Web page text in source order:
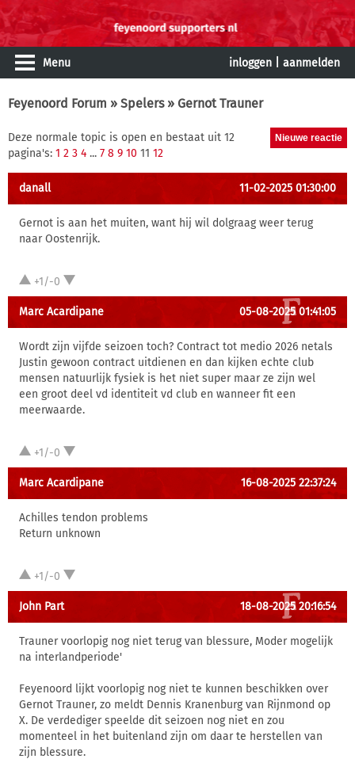
Menu inloggen aanmelden
Feyenoord Forum » Spelers» Gernot Trauner
Deze normale topic is open en bestaat uit 12
pagina's: 1 2 3 4 ... 7 8 9 10 11 12
danall 11-02-2025 01:30:00
Gernot is aan het muiten, want hij wil dolgraag weer terug
naar Oostenrijk.
+1/-0
Marc Acardipane 05-08-2025 01:41:05
Wordt zijn vijfde seizoen toch? Contract tot medio 2026 netals
Justin gewoon contract uitdienen en dan kijken echte club
mensen natuurlijk fysiek is het niet super maar ze zijn wel
een groot deel vd identiteit vd club en wanneer fit een
meerwaarde.
+1/-0
Marc Acardipane 16-08-2025 22:37:24
Achilles tendon problems
Return unknown
+1/-0
John Part 18-08-2025 20:16:54
Trauner voorlopig nog niet terug van blessure, Moder mogelijk
na interlandperiode'
Feyenoord lijkt voorlopig nog niet te kunnen beschikken over
Gernot Trauner, zo meldt Dennis Kranenburg van Rijnmond op
X. De verdediger speelde dit seizoen nog niet en zou
momenteel in het buitenland zijn om daar te herstellen van
zijn blessure.